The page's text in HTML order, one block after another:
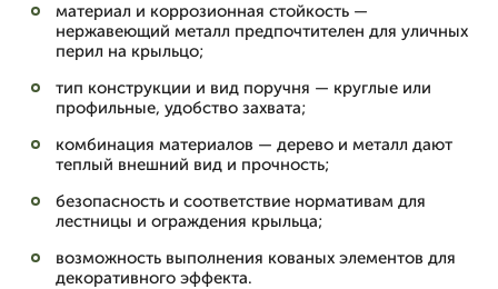
материал и коррозионная стойкость —
нержавеющий металл предпочтителен для уличных
перил на крыльцо;
тип конструкции и вид поручня — круглые или
профильные, удобство захвата;
комбинация материалов — дерево и металл дают
теплый внешний вид и прочность;
безопасность и соответствие нормативам для
лестницы и ограждения крыльца;
возможность выполнения кованых элементов для
декоративного эффекта.